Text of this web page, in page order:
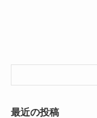
最近の投稿